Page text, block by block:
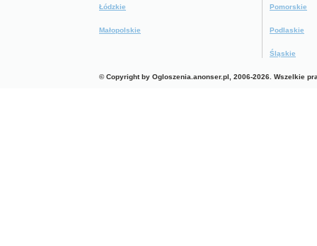
Łódzkie
Małopolskie
Pomorskie
Podlaskie
Śląskie
© Copyright by Ogloszenia.anonser.pl, 2006-2026. Wszelkie